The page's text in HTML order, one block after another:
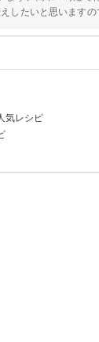
したいと思いますの
気レシピ